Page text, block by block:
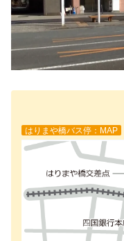
はりまや橋バス停：MAP